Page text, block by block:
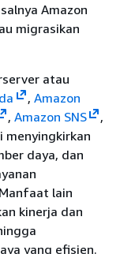
Amazon
migrasikan
atau
, Amazon
, Amazon SNS
,
menyingkirkan
daya, dan
lain
kinerja dan
yang efisien.